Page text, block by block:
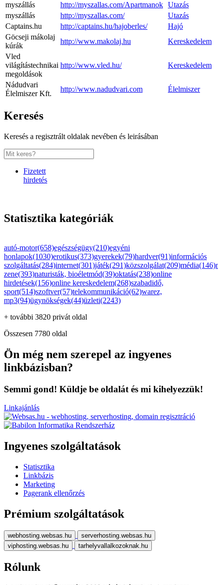
myszállás
http://myszallas.com/Apartmanok Utazás
myszállás
http://myszallas.com/
Utazás
Captains.hu
http://captains.hu/hajoberles/
Hajó
Göcseji mákolaj
kúrák
http://www.makolaj.hu
Kereskedelem
Vled
világítástechnikai
megoldások
http://www.vled.hu/ Kereskedelem
Nádudvari
Élelmiszer Kft.
http://www.nadudvari.com Élelmiszer
Keresés
Keresés a regisztrált oldalak nevében és leirásában
Fizetett
hirdetés
Statisztika kategóriák
autó-motor(658)egészségügy(210)egyéni
honlapok(1030)erotikus(373)gyerekek(79)hardver(91)információs
szolgáltatás(284)internet(301)játék(291)közszolgálat(209)média(146)
zene(393)naturisták, bioéletmód(39)oktatás(238)online
hirdetések(156)online kereskedelem(268)szabadidő,
sport(514)szoftver(57)telekommunikáció(62)warez,
mp3(94)ügynökségek(44)üzleti(2243)
+ további 3820 privát oldal
Összesen 7780 oldal
Ön még nem szerepel az ingyenes
linkbázisban?
Semmi gond! Küldje be oldalát és mi kihelyezzük!
Linkajánlás
Ingyenes szolgáltatások
Statisztika
Linkbázis
Marketing
Pagerank ellenőrzés
Prémium szolgáltatások
webhosting.websas.hu
serverhosting.websas.hu
viphosting.websas.hu
tarhelyvallalkozoknak.hu
Rólunk